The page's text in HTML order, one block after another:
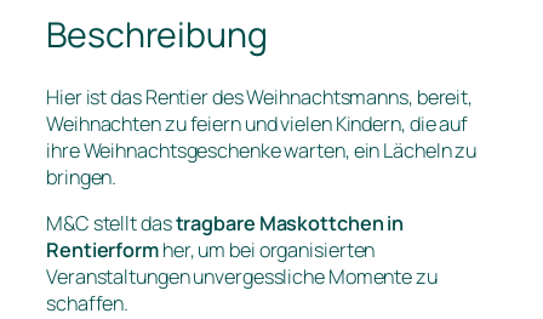
Beschreibung
Hier ist das Rentier des Weihnachtsmanns, bereit,
Weihnachten zu feiern und vielen Kindern, die auf
ihre Weihnachtsgeschenke warten, ein Lächeln zu
bringen.
M&C stellt dastragbare Maskottchen in
Rentierformher, um bei organisierten
Veranstaltungen unvergessliche Momente zu
schaffen.